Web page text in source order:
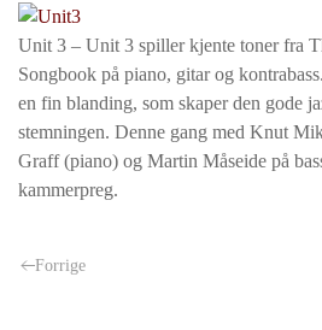
Unit 3 – Unit 3 spiller kjente toner fra
Songbook på piano, gitar og
en fin blanding, som skaper den gode
stemningen. Denne gang med Knut
Graff (piano) og Martin Måseide på
kammerpreg.
Forrige